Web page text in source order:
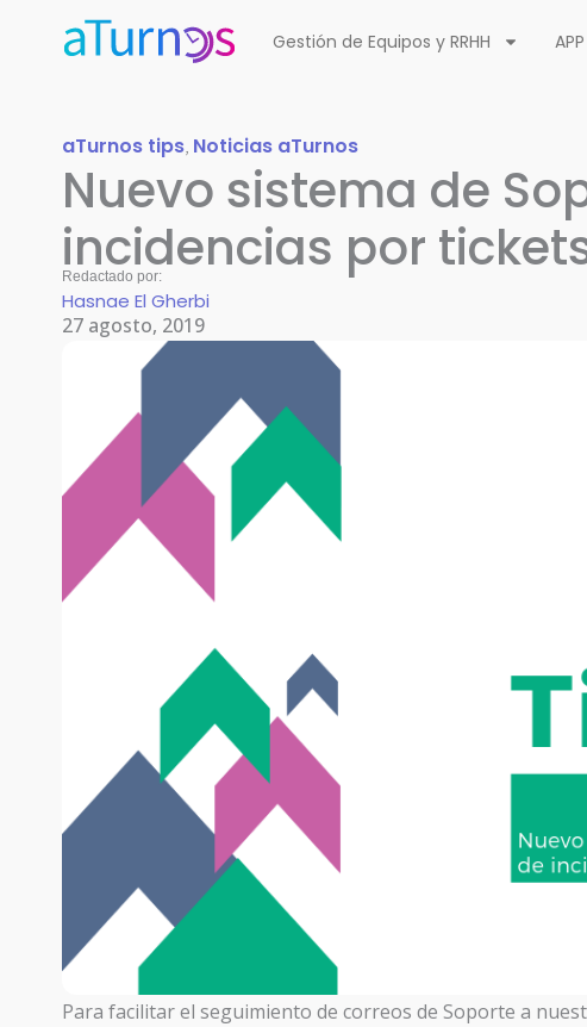
Gestión de Equipos y RRHH APP
aTurnos tips, Noticias aTurnos
Nuevo sistema de
incidencias por
Redactado por:
Hasnae El Gherbi
27 agosto, 2019
Para facilitar el seguimiento de correos de Soporte a